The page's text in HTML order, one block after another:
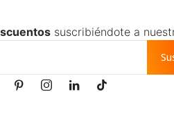
suscribiéndote a
   